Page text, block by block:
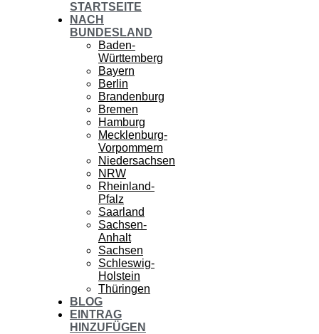
STARTSEITE
NACH
BUNDESLAND
Baden-
Württemberg
Bayern
Berlin
Brandenburg
Bremen
Hamburg
Mecklenburg-
Vorpommern
Niedersachsen
NRW
Rheinland-
Pfalz
Saarland
Sachsen-
Anhalt
Sachsen
Schleswig-
Holstein
Thüringen
BLOG
EINTRAG
HINZUFÜGEN